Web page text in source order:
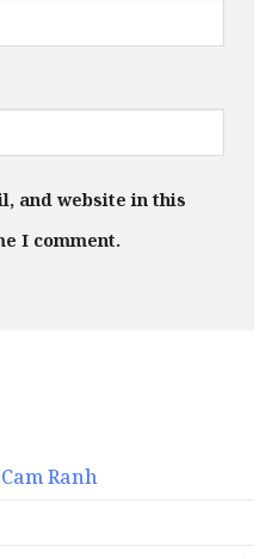
and website in this
I comment.
Ranh